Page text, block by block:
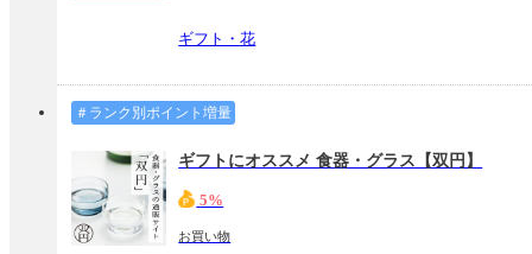
ギフト・花
＃ランク別ポイント増量
ギフトにオススメ 食器・グラス【双円】
5%
お買い物